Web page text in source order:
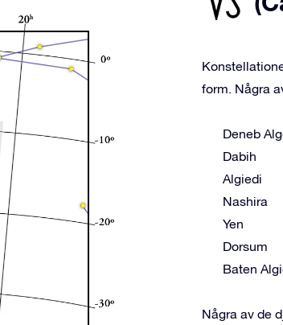
form. Några
Deneb
Dabih
Algiedi
Nashira
Yen
Dorsum
Baten
Några av de